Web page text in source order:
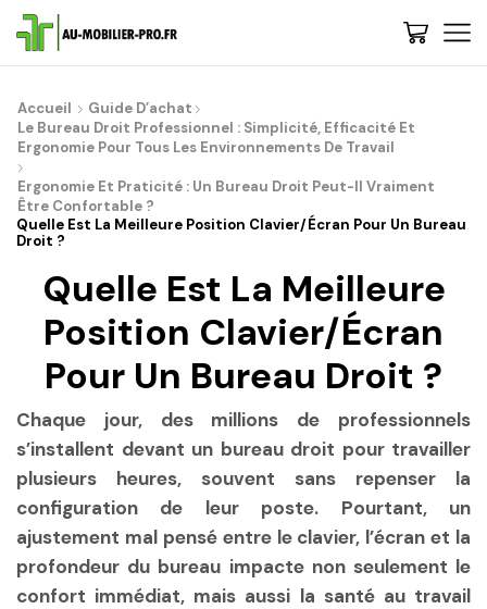
Accueil
Guide D’achat
Le Bureau Droit Professionnel : Simplicité, Efficacité Et
Ergonomie Pour Tous Les Environnements De Travail
Ergonomie Et Praticité : Un Bureau Droit Peut-Il Vraiment
Être Confortable ?
Quelle Est La Meilleure Position Clavier/écran Pour Un Bureau
Droit ?
Quelle Est La Meilleure
Position Clavier/écran
Pour Un Bureau Droit ?
Chaque jour, des millions de professionnels
s’installent devant un bureau droit pour travailler
plusieurs heures, souvent sans repenser la
configuration de leur poste. Pourtant, un
ajustement mal pensé entre le clavier, l’écran et la
profondeur du bureau impacte non seulement le
confort immédiat, mais aussi la santé au travail